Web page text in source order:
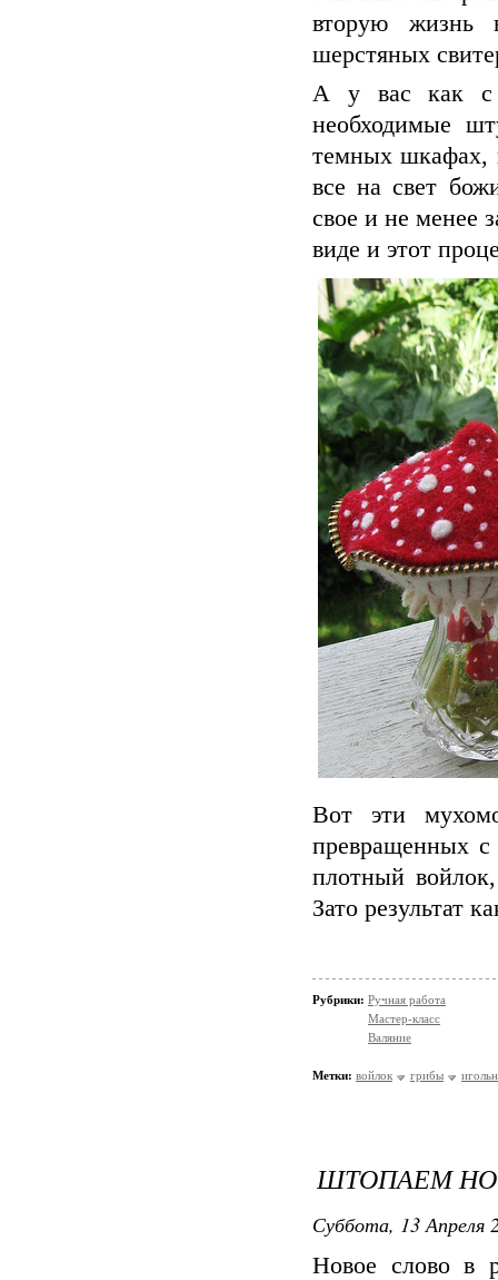
вторую жизнь
шерстяных
А у вас как с
необходимые
темных шкафах,
все на свет
свое и не менее
виде и этот
Вот эти
превращенных
плотный
Зато результат
Рубрики: Ручная работа
Мастер-класс
Валяние
Метки: войлок грибы
ШТОПАЕМ
Суббота, 13 Апреля
Новое слово в